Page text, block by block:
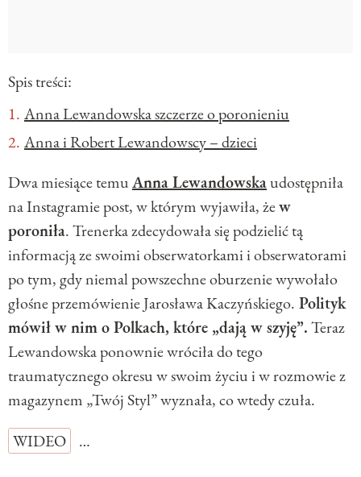
Spis treści:
Anna Lewandowska szczerze o poronieniu
Anna i Robert Lewandowscy – dzieci
Dwa miesiące temuAnna Lewandowskaudostępniła
na Instagramie post, w którym wyjawiła, żew
poroniła. Trenerka zdecydowała się podzielić tą
informacją ze swoimi obserwatorkami i obserwatorami
po tym, gdy niemal powszechne oburzenie wywołało
głośne przemówienie Jarosława Kaczyńskiego. Polityk
mówił w nim o Polkach, które „dają w szyję”.Teraz
Lewandowska ponownie wróciła do tego
traumatycznego okresu w swoim życiu i w rozmowie z
magazynem „Twój Styl” wyznała, co wtedy czuła.
WIDEO
…